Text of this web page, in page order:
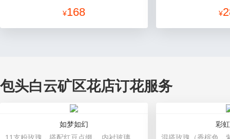
¥168 ¥
包头白云矿区花店订花服务
如梦如幻
彩